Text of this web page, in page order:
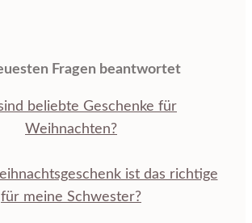
Fragen beantwortet
beliebte Geschenke für
Weihnachten?
ist das richtige
für meine Schwester?